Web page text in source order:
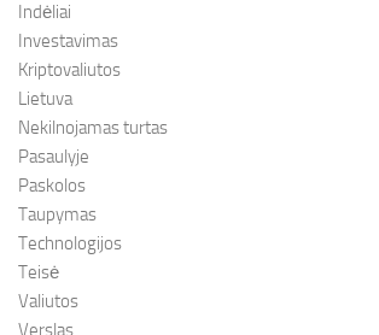
Indėliai
Investavimas
Kriptovaliutos
Lietuva
Nekilnojamas turtas
Pasaulyje
Paskolos
Taupymas
Technologijos
Teisė
Valiutos
Verslas